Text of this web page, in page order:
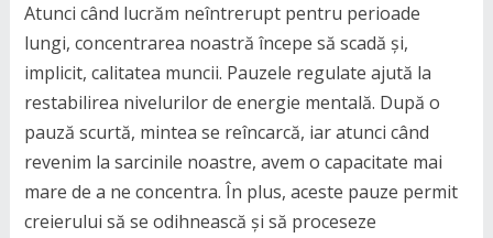
Atunci când lucrăm neîntrerupt pentru perioade
lungi, concentrarea noastră începe să scadă și,
implicit, calitatea muncii. Pauzele regulate ajută la
restabilirea nivelurilor de energie mentală. După o
pauză scurtă, mintea se reîncarcă, iar atunci când
revenim la sarcinile noastre, avem o capacitate mai
mare de a ne concentra. În plus, aceste pauze permit
creierului să se odihnească și să proceseze